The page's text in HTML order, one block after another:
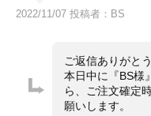
せん。
・通信販
は出来かね
・価格交渉
い致します
・価格交渉
2022/11/07 投稿者：BS
ご返信ありがと
本日中に『BS様
ら、ご注文確定
願いします。